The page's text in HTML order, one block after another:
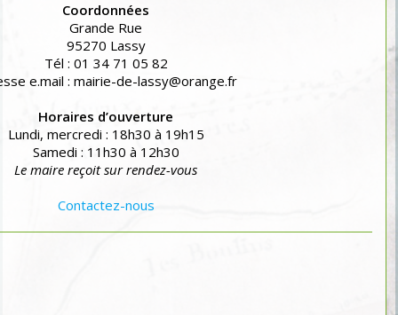
Coordonnées
Grande Rue
95270 Lassy
Tél : 01 34 71 05 82
e.mail : mairie-de-lassy@orange.fr
Horaires d’ouverture
Lundi, mercredi : 18h30 à 19h15
Samedi : 11h30 à 12h30
Le maire reçoit sur rendez-vous
Contactez-nous